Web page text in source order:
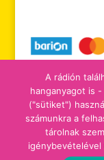
A rádión
hanganyagot is
("sütiket")
számunkra a
tárolnak
igénybevételével